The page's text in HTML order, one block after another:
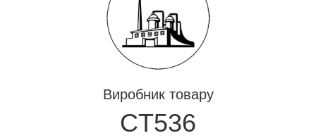
Виробник товару
CT536